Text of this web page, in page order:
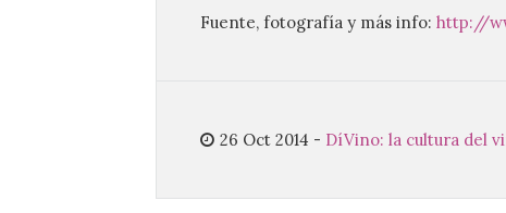
Fuente, fotografía y más info: http://
26 Oct 2014 - DíVino: la cultura del